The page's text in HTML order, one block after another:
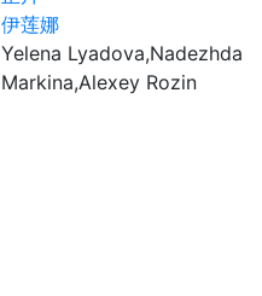
伊莲娜
Yelena Lyadova,Nadezhda
Markina,Alexey Rozin